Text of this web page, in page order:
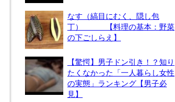
なす（縞目にむく、隠し包
丁） 【料理の基本：野菜
の下ごしらえ】
【驚愕】男子ドン引き！？知り
たくなかった「一人暮らし女性
の実態」ランキング【男子必
見】